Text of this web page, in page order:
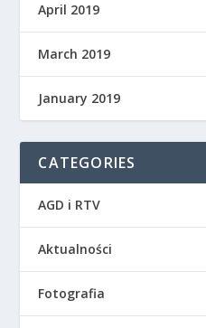
April 2019
March 2019
January 2019
CATEGORIES
AGD i RTV
Aktualności
Fotografia